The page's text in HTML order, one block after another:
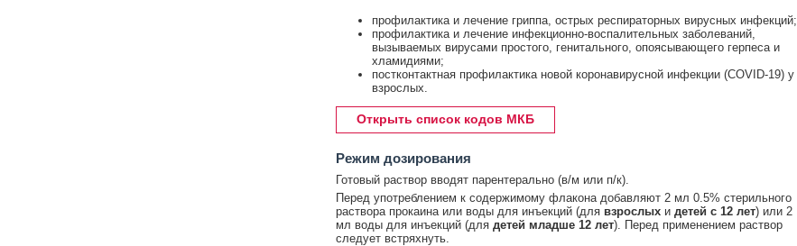
профилактика и лечение гриппа, острых респираторных вирусных инфекций;
профилактика и лечение инфекционно-воспалительных заболеваний,
вызываемых вирусами простого, генитального, опоясывающего герпеса и
хламидиями;
постконтактная профилактика новой коронавирусной инфекции (COVID-19) у
взрослых.
Открыть список кодов МКБ
Режим дозирования
Готовый раствор вводят парентерально (в/м или п/к).
Перед употреблением к содержимому флакона добавляют 2 мл 0.5% стерильного
раствора прокаина или воды для инъекций (для взрослыхидетей с 12 лет) или 2
мл воды для инъекций (для детей младше 12 лет). Перед применением раствор
следует встряхнуть.